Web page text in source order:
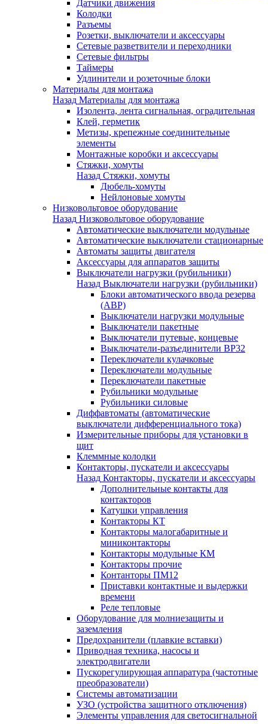
Датчики движения
Колодки
Разъемы
Розетки, выключатели и аксессуары
Сетевые разветвители и переходники
Сетевые фильтры
Таймеры
Удлинители и розеточные блоки
Материалы для монтажа
Назад Материалы для монтажа
Изолента, лента сигнальная, оградительная
Клей, герметик
Метизы, крепежные соединительные
элементы
Монтажные коробки и аксессуары
Стяжки, хомуты
Назад Стяжки, хомуты
Дюбель-хомуты
Нейлоновые хомуты
Низковольтовое оборудование
Назад Низковольтовое оборудование
Автоматические выключатели модульные
Автоматические выключатели стационарные
Автоматы защиты двигателя
Аксессуары для аппаратов защиты
Выключатели нагрузки (рубильники)
Назад Выключатели нагрузки (рубильники)
Блоки автоматического ввода резерва
(АВР)
Выключатели нагрузки модульные
Выключатели пакетные
Выключатели путевые, концевые
Выключатели-разъединители ВР32
Переключатели кулачковые
Переключатели модульные
Переключатели пакетные
Рубильники модульные
Рубильники силовые
Диффавтоматы (автоматические
выключатели дифференциального тока)
Измерительные приборы для установки в
щит
Клеммные колодки
Контакторы, пускатели и аксессуары
Назад Контакторы, пускатели и аксессуары
Дополнительные контакты для
контакторов
Катушки управления
Контакторы КТ
Контакторы малогабаритные и
миниконтакторы
Контакторы модульные КМ
Контакторы прочие
Контанторы ПМ12
Приставки контактные и выдержки
времени
Реле тепловые
Оборудование для молниезащиты и
заземления
Предохранители (плавкие вставки)
Приводная техника, насосы и
электродвигатели
Пускорегулирующая аппаратура (частотные
преобразователи)
Системы автоматизации
УЗО (устройства защитного отключения)
Элементы управления для светосигнальной